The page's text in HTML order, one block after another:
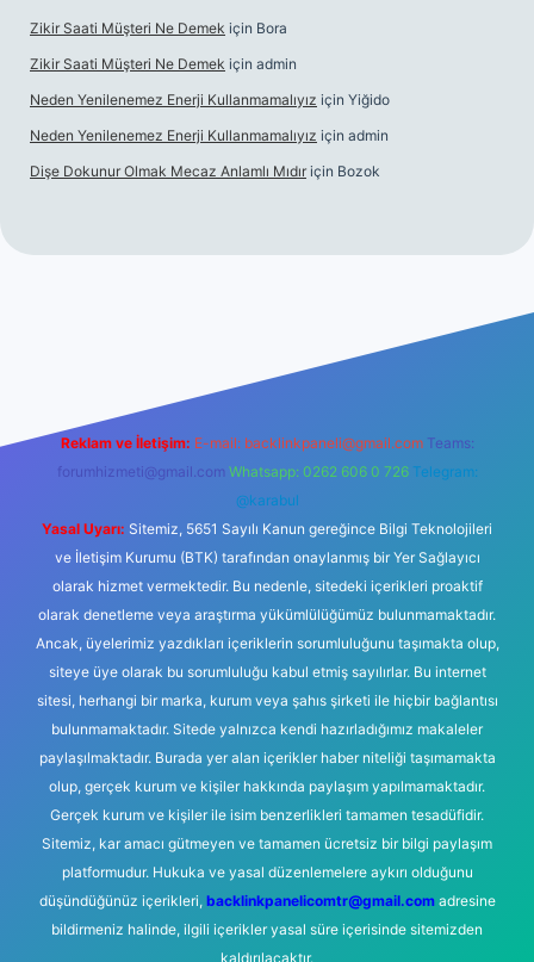
Zikir Saati Müşteri Ne Demek için Bora
Zikir Saati Müşteri Ne Demek için admin
Neden Yenilenemez Enerji Kullanmamalıyız için Yiğido
Neden Yenilenemez Enerji Kullanmamalıyız için admin
Dişe Dokunur Olmak Mecaz Anlamlı Mıdır için Bozok
Reklam ve İletişim: E-mail: backlinkpaneli@gmail.com Teams:
forumhizmeti@gmail.com Whatsapp: 0262 606 0 726 Telegram:
@karabul
Yasal Uyarı: Sitemiz, 5651 Sayılı Kanun gereğince Bilgi Teknolojileri
ve İletişim Kurumu (BTK) tarafından onaylanmış bir Yer Sağlayıcı
olarak hizmet vermektedir. Bu nedenle, sitedeki içerikleri proaktif
olarak denetleme veya araştırma yükümlülüğümüz bulunmamaktadır.
Ancak, üyelerimiz yazdıkları içeriklerin sorumluluğunu taşımakta olup,
siteye üye olarak bu sorumluluğu kabul etmiş sayılırlar. Bu internet
sitesi, herhangi bir marka, kurum veya şahıs şirketi ile hiçbir bağlantısı
bulunmamaktadır. Sitede yalnızca kendi hazırladığımız makaleler
paylaşılmaktadır. Burada yer alan içerikler haber niteliği taşımamakta
olup, gerçek kurum ve kişiler hakkında paylaşım yapılmamaktadır.
Gerçek kurum ve kişiler ile isim benzerlikleri tamamen tesadüfidir.
Sitemiz, kar amacı gütmeyen ve tamamen ücretsiz bir bilgi paylaşım
platformudur. Hukuka ve yasal düzenlemelere aykırı olduğunu
düşündüğünüz içerikleri, backlinkpanelicomtr@gmail.comadresine
bildirmeniz halinde, ilgili içerikler yasal süre içerisinde sitemizden
kaldırılacaktır.